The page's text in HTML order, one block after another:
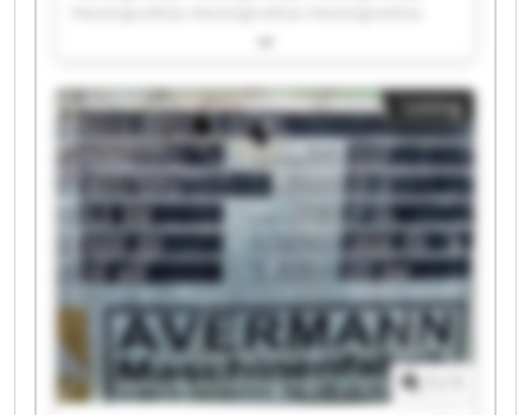
Hazaizgradnja Hazaizgradnja Hazaizgradnja
Hazaizgradnja Hazaizgradnja Hazaizgradnja
Hazaizgradnja Hazaizgradnja Hazaizgradnja
Hazaizgradnja Hazaizgradnja
Listing